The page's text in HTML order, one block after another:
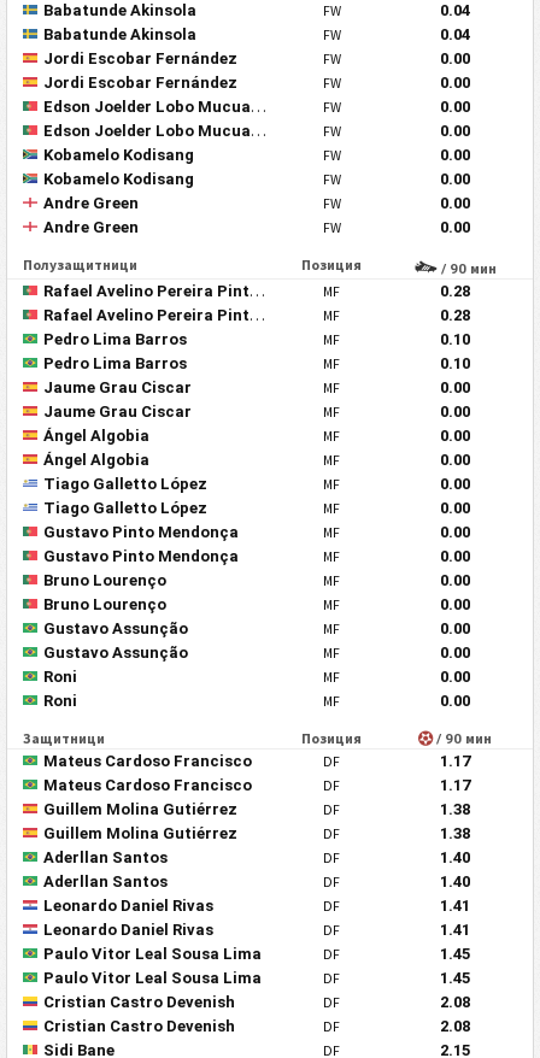
Babatunde Akinsola
FW
0.04
Babatunde Akinsola
FW
0.04
Jordi Escobar Fernández
FW
0.00
Jordi Escobar Fernández
FW
0.00
Edson Joelder Lobo Mucuana
FW
0.00
Edson Joelder Lobo Mucuana
FW
0.00
Kobamelo Kodisang
FW
0.00
Kobamelo Kodisang
FW
0.00
Andre Green
FW
0.00
Andre Green
FW 0.00
Полузащитници Позиция / 90 мин
Rafael Avelino Pereira Pinto Barbosa MF
0.28
Rafael Avelino Pereira Pinto Barbosa
MF
0.28
Pedro Lima Barros
MF
0.10
Pedro Lima Barros
MF
0.10
Jaume Grau Ciscar
MF
0.00
Jaume Grau Ciscar
MF
0.00
Ángel Algobia
MF
0.00
Ángel Algobia
MF
0.00
Tiago Galletto López
MF
0.00
Tiago Galletto López
MF
0.00
Gustavo Pinto Mendonça
MF
0.00
Gustavo Pinto Mendonça
MF
0.00
Bruno Lourenço
MF
0.00
Bruno Lourenço
MF
0.00
Gustavo Assunção
MF
0.00
Gustavo Assunção
MF
0.00
Roni
MF
0.00
Roni
MF 0.00
Защитници Позиция / 90 мин
Mateus Cardoso Francisco DF
1.17
Mateus Cardoso Francisco
DF
1.17
Guillem Molina Gutiérrez
DF
1.38
Guillem Molina Gutiérrez
DF
1.38
Aderllan Santos
DF
1.40
Aderllan Santos
DF
1.40
Leonardo Daniel Rivas
DF
1.41
Leonardo Daniel Rivas
DF
1.41
Paulo Vitor Leal Sousa Lima
DF
1.45
Paulo Vitor Leal Sousa Lima
DF
1.45
Cristian Castro Devenish
DF
2.08
Cristian Castro Devenish
DF
2.08
Sidi Bane
DF 2.15